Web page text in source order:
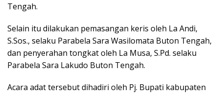
Tengah.
Selain itu dilakukan pemasangan keris oleh La Andi,
S.Sos., selaku Parabela Sara Wasilomata Buton Tengah,
dan penyerahan tongkat oleh La Musa, S.Pd. selaku
Parabela Sara Lakudo Buton Tengah.
Acara adat tersebut dihadiri oleh Pj. Bupati kabupaten